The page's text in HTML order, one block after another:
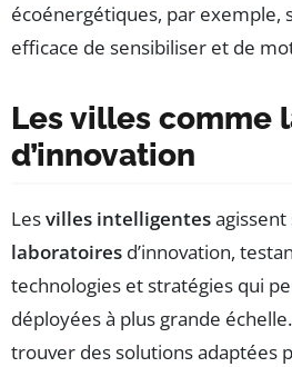
écoénergétiques, par exemple,
efficace de sensibiliser et de
Les villes comme
d’innovation
Lesvilles intelligentes
laboratoires d’innovation,
technologies et stratégies qui
déployées à plus grande
trouver des solutions adaptées